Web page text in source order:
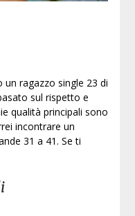
un ragazzo single 23 di
sul rispetto e
qualità principali sono
incontrare un
31 a 41. Se ti